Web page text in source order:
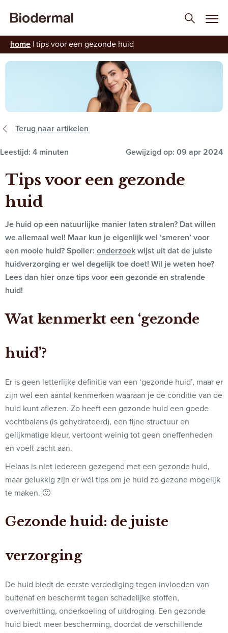
home |tips voor een gezonde huid
Terug naar artikelen
Leestijd: 4 minuten
Gewijzigd op: 09 apr 2024
Tips voor een gezonde
huid
Je huid op een natuurlijke manier laten stralen? Dat willen
we allemaal wel! Maar kun je eigenlijk wel ‘smeren’ voor
een mooie huid? Spoiler: onderzoekwijst uit dat de juiste
huidverzorging er wel degelijk toe doet! Wil je weten hoe?
Lees dan hier onze tips voor een gezonde en stralende
huid!
Wat kenmerkt een ‘gezonde
huid’?
Er is geen letterlijke definitie van een ‘gezonde huid’, maar er
zijn wel een aantal kenmerken waaraan je de conditie van de
huid kunt aflezen. Zo heeft een gezonde huid een goede
vochtbalans (is gehydrateerd), een fijne structuur en
gelijkmatige kleur, vertoont weinig tot geen oneffenheden
en voelt zacht aan.
Helaas is niet iedereen gezegend met een gezonde huid,
maar gelukkig zijn er wél tips om je huid zo gezond mogelijk
te maken. 🙂
Gezonde huid: de juiste
verzorging
De huid biedt de eerste verdediging tegen invloeden van
buitenaf en beschermt tegen schadelijke stoffen,
oververhitting, onderkoeling of uitdroging. Een gezonde
huid biedt meer bescherming, doordat de verschillende